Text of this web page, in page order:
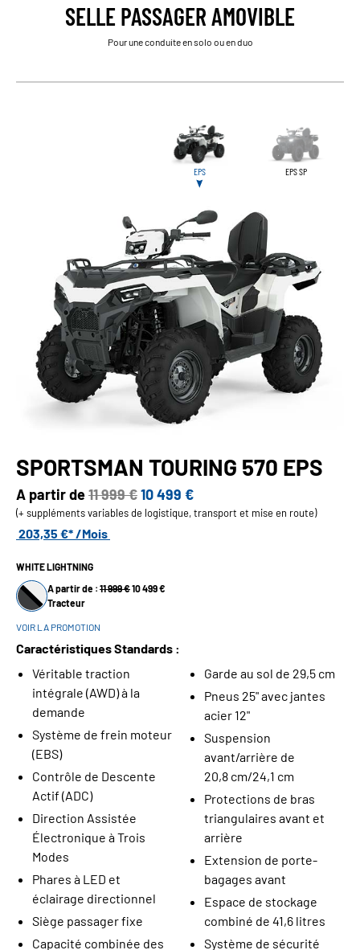
SELLE PASSAGER AMOVIBLE
Pour une conduite en solo ou en duo
EPS EPS SP
SPORTSMAN TOURING 570 EPS
A partir de11 999 €10 499 €
(+ suppléments variables de logistique, transport et mise en route)
203,35 €* /Mois
WHITE LIGHTNING
A partir de : 11 999 €10 499 €
Tracteur
VOIR LA PROMOTION
Caractéristiques Standards :
Véritable traction
intégrale (AWD) à la
demande
Système de frein moteur
(EBS)
Contrôle de Descente
Actif (ADC)
Direction Assistée
Électronique à Trois
Modes
Phares à LED et
éclairage directionnel
Siège passager fixe
Capacité combinée des
Garde au sol de 29,5 cm
Pneus 25" avec jantes
acier 12"
Suspension
avant/arrière de
20,8 cm/24,1 cm
Protections de bras
triangulaires avant et
arrière
Extension de porte-
bagages avant
Espace de stockage
combiné de 41,6 litres
Système de sécurité